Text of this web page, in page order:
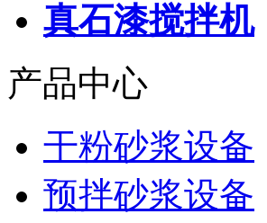
真石漆搅拌机
产品中心
干粉砂浆设备
预拌砂浆设备